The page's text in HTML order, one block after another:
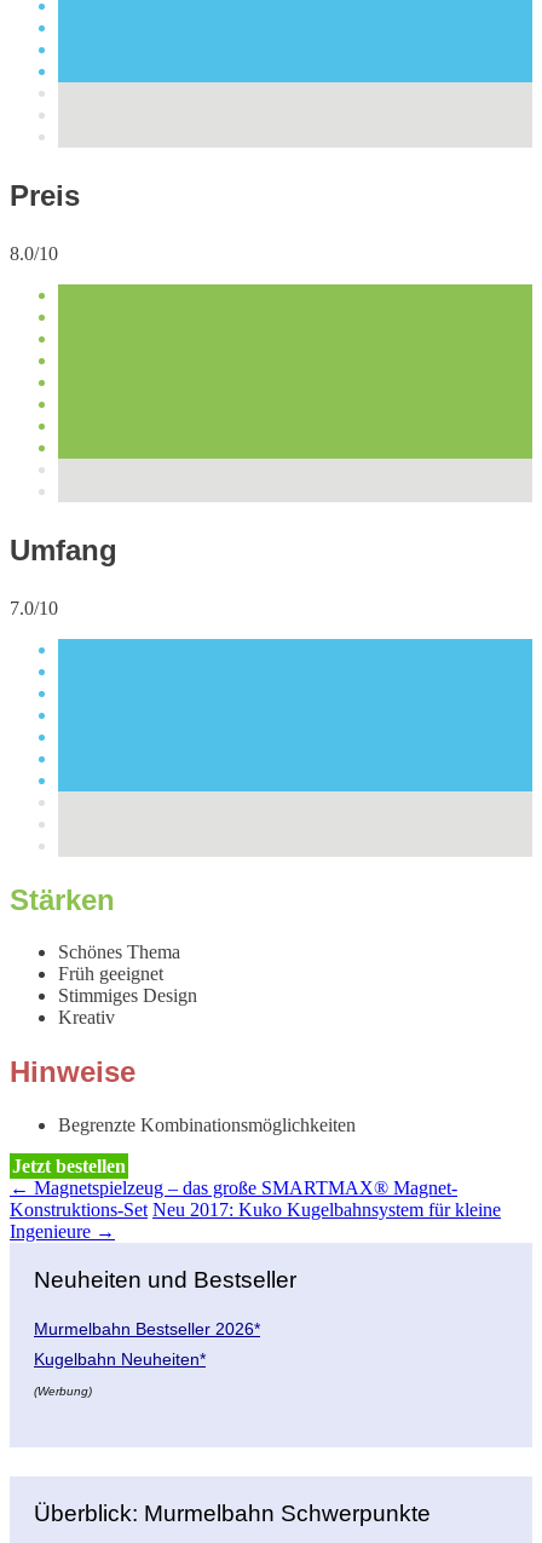
Preis
8.0/10
Umfang
7.0/10
Stärken
Schönes Thema
Früh geeignet
Stimmiges Design
Kreativ
Hinweise
Begrenzte Kombinationsmöglichkeiten
Jetzt bestellen
Beitragsnavigation
← Magnetspielzeug – das große SMARTMAX® Magnet-
Konstruktions-Set Neu 2017: Kuko Kugelbahnsystem für kleine
Ingenieure →
Neuheiten und Bestseller
Murmelbahn Bestseller 2026*
Kugelbahn Neuheiten*
(Werbung)
Überblick: Murmelbahn Schwerpunkte